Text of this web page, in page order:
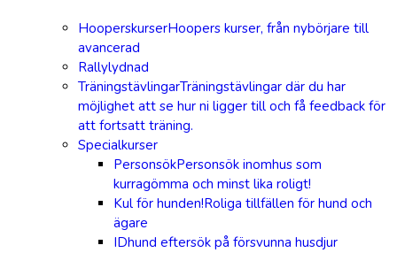
HooperskurserHoopers kurser, från nybörjare till
avancerad
Rallylydnad
TräningstävlingarTräningstävlingar där du har
möjlighet att se hur ni ligger till och få feedback för
att fortsatt träning.
Specialkurser
PersonsökPersonsök inomhus som
kurragömma och minst lika roligt!
Kul för hunden!Roliga tillfällen för hund och
ägare
IDhund eftersök på försvunna husdjur